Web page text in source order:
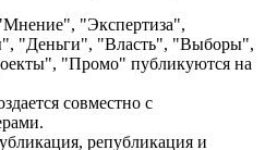
"Экспертиза",
"Деньги", "Власть", "Выборы",
"Промо" публикуются на
совместно с
републикация и